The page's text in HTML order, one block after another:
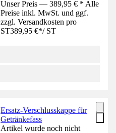
Unser Preis — 389,95 € * Alle
Preise inkl. MwSt. und ggf.
zzgl. Versandkosten pro
ST389,95 €*/ ST
Ersatz-Verschlusskappe für
Getränkefass
Artikel wurde noch nicht